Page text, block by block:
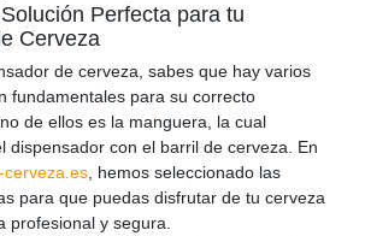
Perfecta para tu
Cerveza
de cerveza, sabes que hay varios
fundamentales para su correcto
de ellos es la manguera, la cual
dispensador con el barril de cerveza. En
, hemos seleccionado las
para que puedas disfrutar de tu cerveza
profesional y segura.